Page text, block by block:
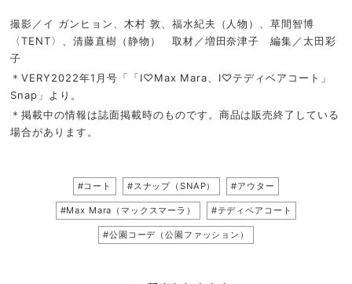
撮影／イ ガンヒョン、木村 敦、福水紀夫（人物）、草間智博
〈TENT〉、清藤直樹（静物） 取材／増田奈津子 編集／太田彩
子
＊VERY2022年1月号「「I♡Max Mara、I♡テディベアコート」
Snap」より。
＊掲載中の情報は誌面掲載時のものです。商品は販売終了している
場合があります。
#コート #スナップ（SNAP） #アウター
#Max Mara（マックスマーラ） #テディベアコート
#公園コーデ（公園ファッション）